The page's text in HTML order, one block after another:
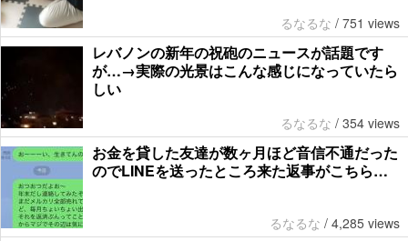
るなるな / 751 views
レバノンの新年の祝砲のニュースが話題です
が…→実際の光景はこんな感じになっていたら
しい
るなるな / 354 views
お金を貸した友達が数ヶ月ほど音信不通だった
のでLINEを送ったところ来た返事がこちら…
るなるな / 4,285 views